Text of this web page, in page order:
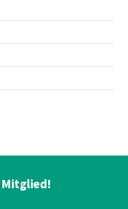
Mitglied!